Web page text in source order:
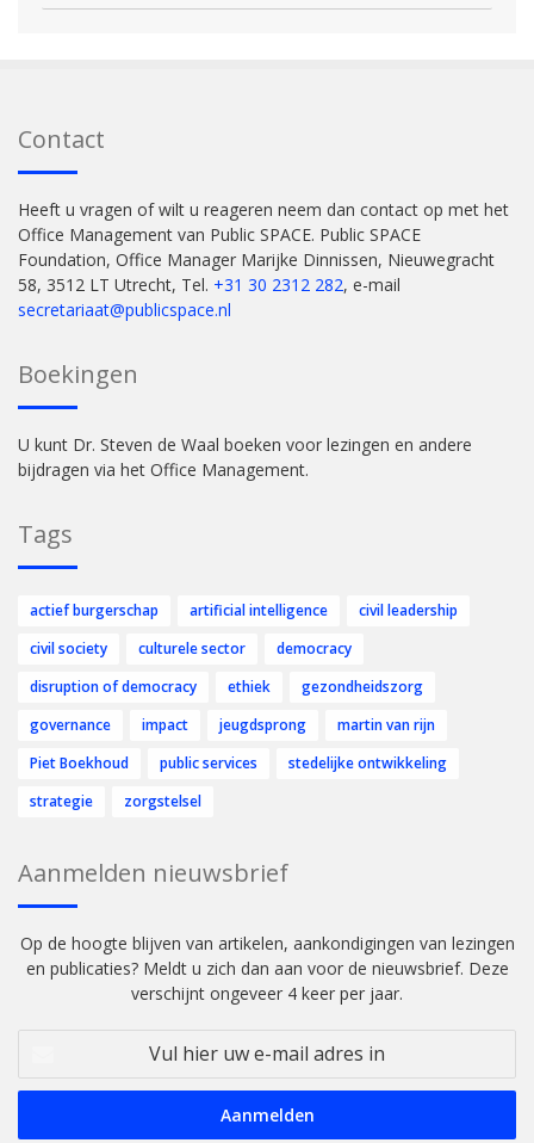
Contact
Heeft u vragen of wilt u reageren neem dan contact op met het
Office Management van Public SPACE. Public SPACE
Foundation, Office Manager Marijke Dinnissen, Nieuwegracht
58, 3512 LT Utrecht, Tel. +31 30 2312 282, e-mail
secretariaat@publicspace.nl
Boekingen
U kunt Dr. Steven de Waal boeken voor lezingen en andere
bijdragen via het Office Management.
Tags
actief burgerschap artificial intelligence
civil leadership
civil society
culturele sector
democracy
disruption of democracy
ethiek
gezondheidszorg
governance
impact jeugdsprong
martin van rijn
Piet Boekhoud
public services
stedelijke ontwikkeling
strategie
zorgstelsel
Aanmelden nieuwsbrief
Op de hoogte blijven van artikelen, aankondigingen van lezingen
en publicaties? Meldt u zich dan aan voor de nieuwsbrief. Deze
verschijnt ongeveer 4 keer per jaar.
uw